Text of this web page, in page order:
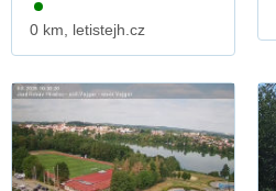
0 km, letistejh.cz